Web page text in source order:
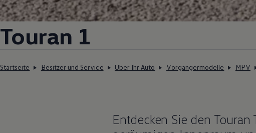
Touran 1
Startseite Besitzer und Service Über Ihr Auto Vorgängermodelle MPV
Entdecken Sie den Touran